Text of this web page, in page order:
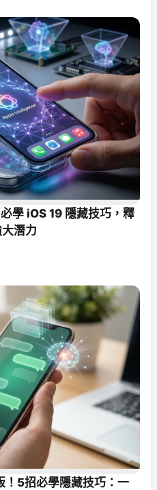
學 iOS 19 隱藏技巧，釋
潛力
！5招必學隱藏技巧：一